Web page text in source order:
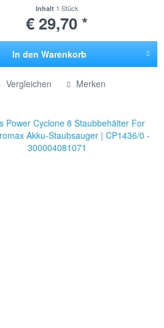
Inhalt 1 Stück
€ 29,70 *
In den Warenkorb
Vergleichen Merken